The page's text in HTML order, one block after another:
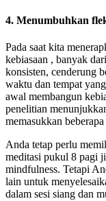
4. Menumbuhkan
Pada saat kita
kebiasaan , banyak
konsisten, cenderung
waktu dan tempat
awal membangun
penelitian
memasukkan
Anda tetap perlu
meditasi pukul 8 pagi
mindfulness. Tetapi
lain untuk
dalam sesi siang dan